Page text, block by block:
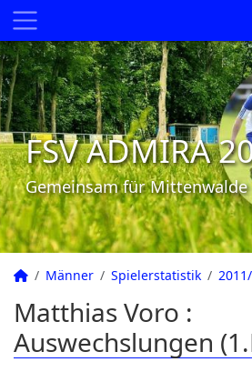
FSV ADMIRA
Gemeinsam für Mittenwalde
Männer Spielerstatistik
Matthias Voro :
Auswechslungen